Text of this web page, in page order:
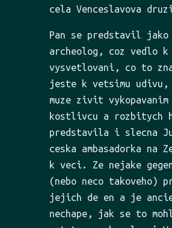
cela Venceslavova
Pan se predstavil jako
archeolog, coz vedlo k
vysvetlovani, co to
jeste k vetsimu udivu,
muze zivit
kostlivcu a rozbitych
predstavila i slecna
ceska ambasadorka na
k veci. Ze nejake
(nebo neco takoveho)
jejich de en a je
nechape, jak se to